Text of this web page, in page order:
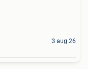
3 aug 26